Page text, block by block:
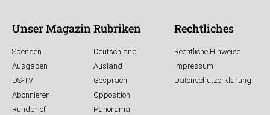
Unser Magazin
Spenden
Ausgaben
DS-TV
Abonnieren
Rundbrief
Rubriken
Deutschland
Ausland
Gespräch
Opposition
Panorama
Rechtliches
Rechtliche Hinweise
Impressum
Datenschutzerklärung